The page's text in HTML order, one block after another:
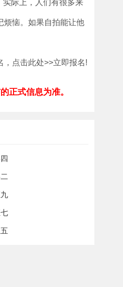
实际上，人们有很多来
烦恼。如果自拍能让他
，点击此处>>立即报名!
正式信息为准。